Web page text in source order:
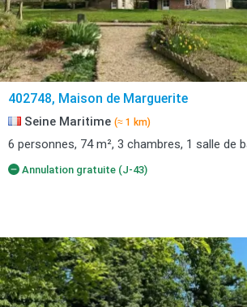
402748, Maison de Marguerite
Seine Maritime (≈ 1 km)
6 personnes, 74 m², 3 chambres, 1 salle de
Annulation gratuite (J-43)